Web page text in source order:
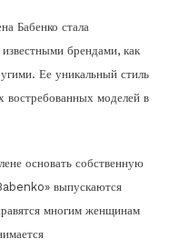
Бабенко стала
брендами, как
Ее уникальный стиль
востребованных моделей в
основать собственную
выпускаются
многим женщинам